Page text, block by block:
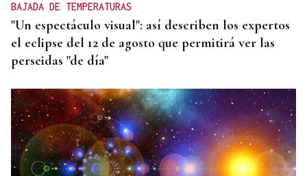
BAJADA DE TEMPERATURAS
"Un espectáculo visual": así describen los expertos
el eclipse del 12 de agosto que permitirá ver las
perseidas "de día"